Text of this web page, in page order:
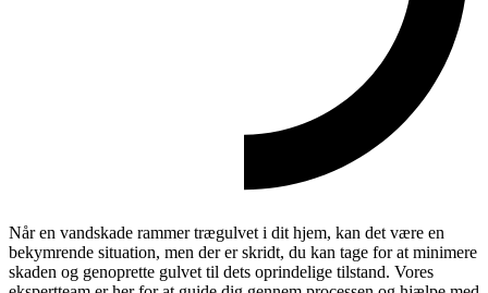
Når en vandskade rammer trægulvet i dit hjem, kan det være en
bekymrende situation, men der er skridt, du kan tage for at minimere
skaden og genoprette gulvet til dets oprindelige tilstand. Vores